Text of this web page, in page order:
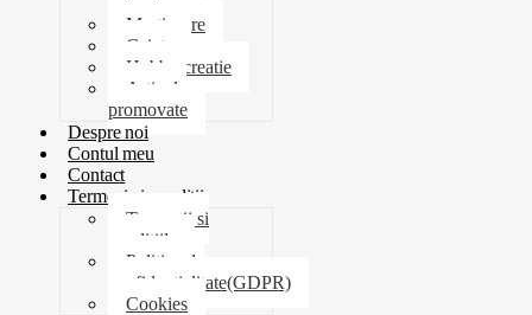
Martisoare
Caiete
Hobby creatie
Articole
promovate
Despre noi
Contul meu
Contact
Termeni si conditii
Termenii si
conditiile
Politica de
confidentialitate(GDPR)
Cookies